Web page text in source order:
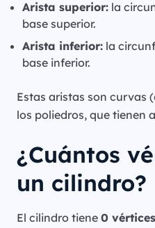
Arista superior: la
base superior.
Arista inferior: la
base inferior.
Estas aristas son curvas
los poliedros, que tienen
¿Cuántos
un cilindro?
El cilindro tiene 0 vértices